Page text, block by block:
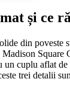
și ce
din poveste
Square
un cuplu aflat
trei detalii